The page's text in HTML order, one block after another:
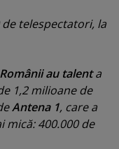
de telespectatori, la
Românii au talenta
1,2 milioane de
Antena 1, care a
400.000 de